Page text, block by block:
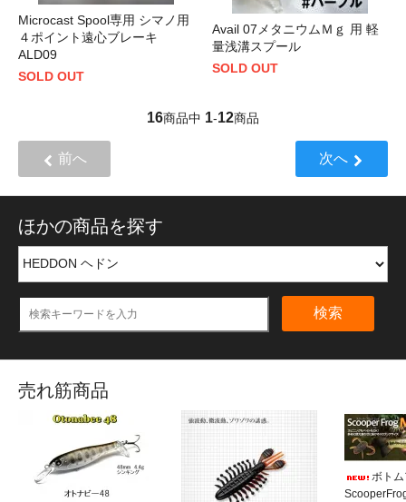
Microcast Spool専用 シマノ用
４ポイント遠心ブレーキ
ALD09
SOLD OUT
Avail 07メタニウムＭｇ 用 軽
量浅溝スプール
SOLD OUT
16商品中 1-12商品
前へ 次へ
ほかの商品を探す
検索
売れ筋商品
ボト